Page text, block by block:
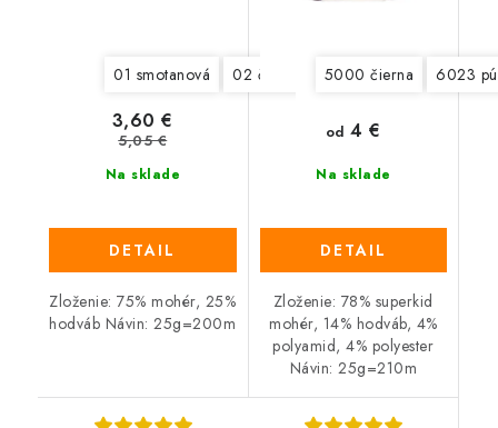
01 smotanová 02 čierna 03 svetlá ružová s
Na sklade
3,60 €
5,05 €
DETAIL
Zloženie: 75% mohér, 25%
hodváb Návin: 25g=200m
5000 čierna 6023
Na sklade
od 4 €
DETAIL
Zloženie: 78% superkid
mohér, 14% hodváb, 4%
polyamid, 4% polyester
Návin: 25g=210m